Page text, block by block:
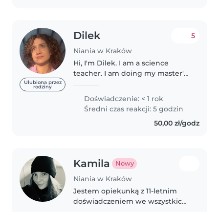
Ulubiona przez
rodziny
Dilek
Niania w Kraków
5
Hi, I'm Dilek. I am a science
teacher. I am doing my master's
a teacher, a scientist and a
dedicated healthy eater. I love
children very much and..
Doświadczenie: < 1 rok
Średni czas reakcji: 5 godzin
50,00 zł/godz
Kamila Nowy
Niania w Kraków
Jestem opiekunką z 11-letnim
doświadczeniem we wszystkich